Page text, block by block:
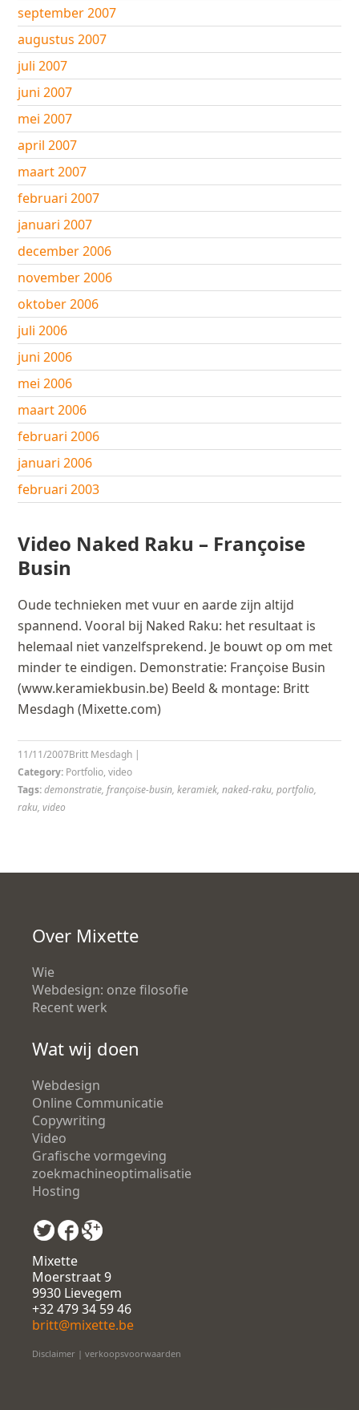
september 2007
augustus 2007
juli 2007
juni 2007
mei 2007
april 2007
maart 2007
februari 2007
januari 2007
december 2006
november 2006
oktober 2006
juli 2006
juni 2006
mei 2006
maart 2006
februari 2006
januari 2006
februari 2003
Video Naked Raku – Françoise
Busin
Oude technieken met vuur en aarde zijn altijd
spannend. Vooral bij Naked Raku: het resultaat is
helemaal niet vanzelfsprekend. Je bouwt op om met
minder te eindigen. Demonstratie: Françoise Busin
(www.keramiekbusin.be) Beeld & montage: Britt
Mesdagh (Mixette.com)
Britt Mesdagh |
11/11/2007
Category: Portfolio,video
Tags:demonstratie,françoise-busin,keramiek,naked-raku,portfolio,
raku,video
Over Mixette
Wie
Webdesign: onze filosofie
Recent werk
Wat wij doen
Webdesign
Online Communicatie
Copywriting
Video
Grafische vormgeving
zoekmachineoptimalisatie
Hosting
Mixette
Moerstraat 9
9930 Lievegem
+32 479 34 59 46
britt@mixette.be
Disclaimer | verkoopsvoorwaarden